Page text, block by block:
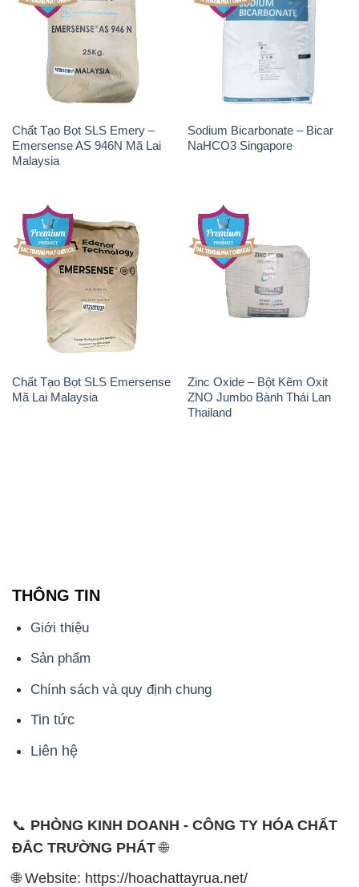
Chất Tạo Bọt SLS Emery –
Emersense AS 946N Mã Lai
Malaysia
Sodium Bicarbonate – Bicar
NaHCO3 Singapore
Chất Tạo Bọt SLS Emersense
Mã Lai Malaysia
Zinc Oxide – Bột Kẽm Oxit
ZNO Jumbo Bành Thái Lan
Thailand
THÔNG TIN
Giới thiệu
Sản phẩm
Chính sách và quy định chung
Tin tức
Liên hệ
📞 PHÒNG KINH DOANH - CÔNG TY HÓA CHẤT
ĐẮC TRƯỜNG PHÁT🌐
🌐 Website: https://hoachattayrua.net/